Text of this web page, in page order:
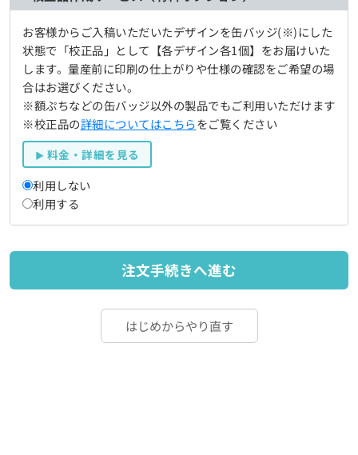
お客様からご入稿いただいたデザインを缶バッジ(※)にした
状態で「校正品」として【各デザイン各1個】をお届けいた
します。量産前に印刷の仕上がりや仕様の確認をご希望の場
合はお選びください。
※額ぷちなどの缶バッジ以外の製品でもご利用いただけます
※校正品の詳細についてはこちらをご覧ください
料金・詳細を見る
利用しない
利用する
注文手続きへ進む
はじめからやり直す